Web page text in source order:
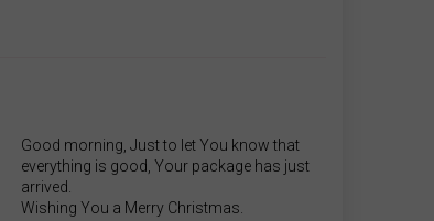
Good morning, Just to let You know that
everything is good, Your package has just
arrived.
Wishing You a Merry Christmas.